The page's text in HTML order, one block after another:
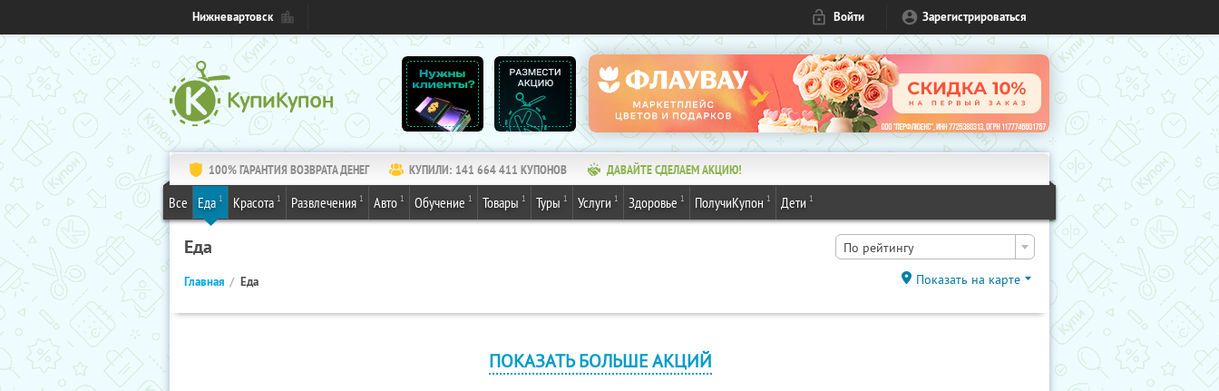
Нижневартовск Войти Зарегистрироваться
100% ГАРАНТИЯ ВОЗВРАТА ДЕНЕГ КУПИЛИ: 141 664 411 КУПОНОВ ДАВАЙТЕ СДЕЛАЕМ АКЦИЮ!
Все Еда 1 Красота 1 Развлечения 1 Авто 1 Обучение 1 Товары 1 Туры 1 Услуги 1 Здоровье 1 ПолучиКупон 1 Дети 1
Еда По рейтингу
Главная Еда Показать на карте
ПОКАЗАТЬ БОЛЬШЕ АКЦИЙ